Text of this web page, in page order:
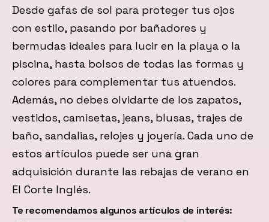
Desde gafas de sol para proteger tus ojos
con estilo, pasando por bañadores y
bermudas ideales para lucir en la playa o la
piscina, hasta bolsos de todas las formas y
colores para complementar tus atuendos.
Además, no debes olvidarte de los zapatos,
vestidos, camisetas, jeans, blusas, trajes de
baño, sandalias, relojes y joyería. Cada uno de
estos artículos puede ser una gran
adquisición durante las rebajas de verano en
El Corte Inglés.
Te recomendamos algunos artículos de interés: